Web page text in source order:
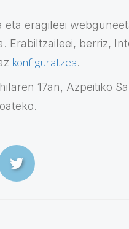
eragileei
Erabiltzaileei, berriz,
konfiguratzea.
17an, Azpeitiko